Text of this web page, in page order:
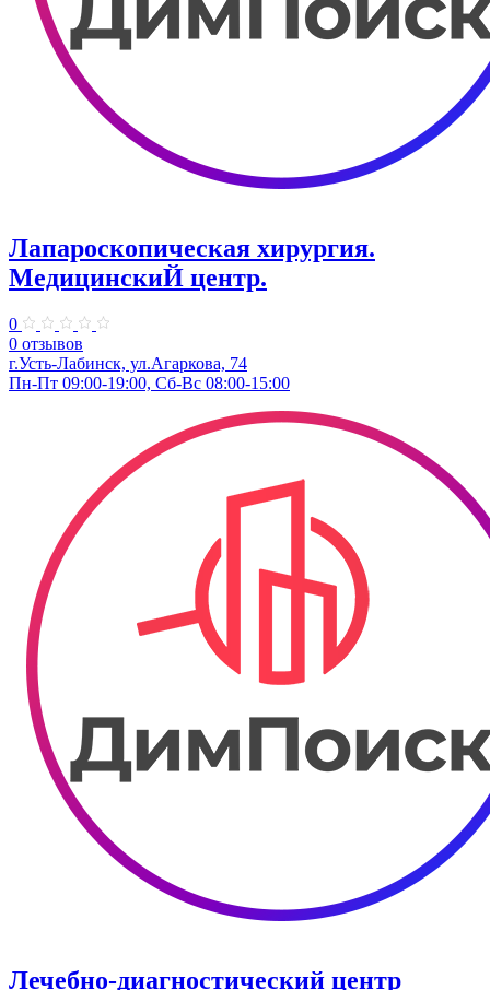
Лапароскопическая хирургия.
МедицинскиЙ центр.
0
0 отзывов
г.Усть-Лабинск, ул.Агаркова, 74
Пн-Пт 09:00-19:00, Сб-Вс 08:00-15:00
Лечебно-диагностический центр